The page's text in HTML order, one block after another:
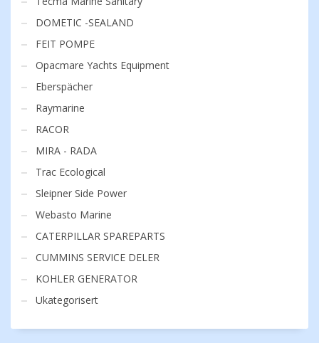
DOMETIC -SEALAND
FEIT POMPE
Opacmare Yachts Equipment
Eberspächer
Raymarine
RACOR
MIRA - RADA
Trac Ecological
Sleipner Side Power
Webasto Marine
CATERPILLAR SPAREPARTS
CUMMINS SERVICE DELER
KOHLER GENERATOR
Ukategorisert